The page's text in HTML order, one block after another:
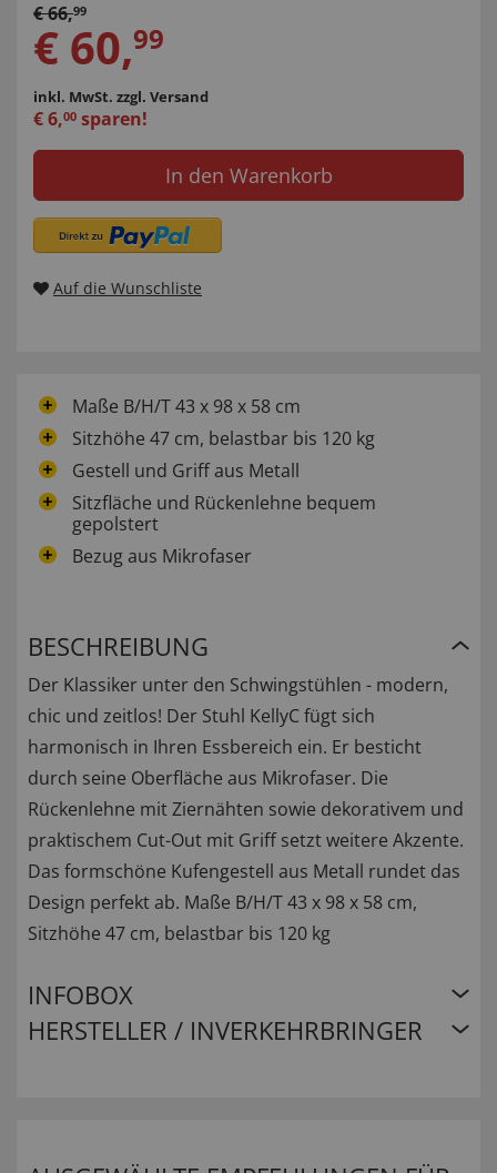
€66,99
€ 60,99
inkl. MwSt. zzgl. Versand
€6,00 sparen!
In den Warenkorb
Auf die Wunschliste
Maße B/H/T 43 x 98 x 58 cm
Sitzhöhe 47 cm, belastbar bis 120 kg
Gestell und Griff aus Metall
Sitzfläche und Rückenlehne bequem
gepolstert
Bezug aus Mikrofaser
BESCHREIBUNG
Der Klassiker unter den Schwingstühlen - modern,
chic und zeitlos! Der Stuhl KellyC fügt sich
harmonisch in Ihren Essbereich ein. Er besticht
durch seine Oberfläche aus Mikrofaser. Die
Rückenlehne mit Ziernähten sowie dekorativem und
praktischem Cut-Out mit Griff setzt weitere Akzente.
Das formschöne Kufengestell aus Metall rundet das
Design perfekt ab. Maße B/H/T 43 x 98 x 58 cm,
Sitzhöhe 47 cm, belastbar bis 120 kg
INFOBOX
HERSTELLER / INVERKEHRBRINGER